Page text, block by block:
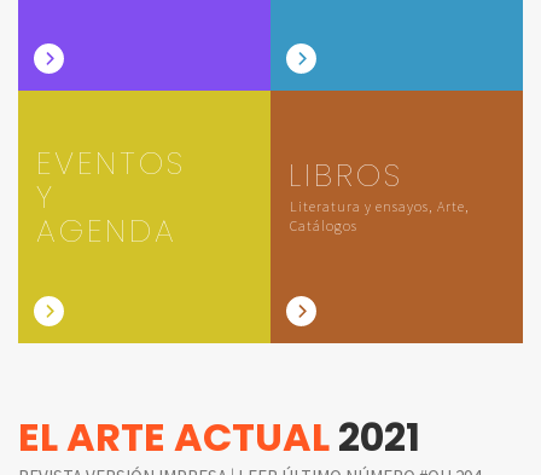
EVENTOS
Y
AGENDA
LIBROS
Literatura y ensayos, Arte,
Catálogos
EL ARTE ACTUAL2021